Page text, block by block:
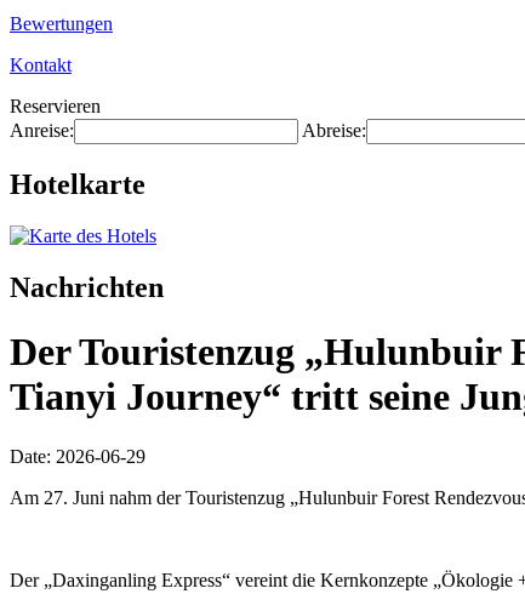
Bewertungen
Kontakt
Reservieren
Anreise:
Abreise:
Hotelkarte
Nachrichten
Der Touristenzug „Hulunbuir
Tianyi Journey“ tritt seine
Date: 2026-06-29
Am 27. Juni nahm der Touristenzug „Hulunbuir Forest
Der „Daxinganling Express“ vereint die Kernkonzepte